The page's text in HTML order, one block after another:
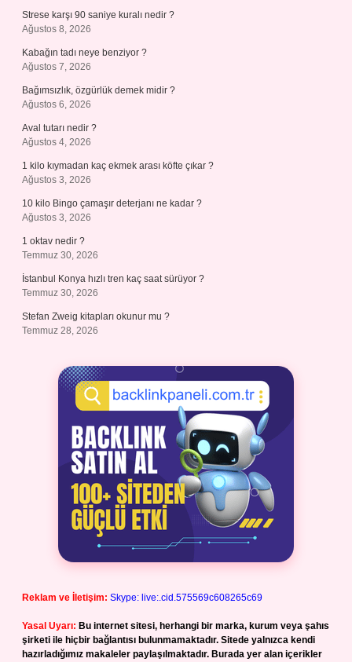
Strese karşı 90 saniye kuralı nedir ?
Ağustos 8, 2026
Kabağın tadı neye benziyor ?
Ağustos 7, 2026
Bağımsızlık, özgürlük demek midir ?
Ağustos 6, 2026
Aval tutarı nedir ?
Ağustos 4, 2026
1 kilo kıymadan kaç ekmek arası köfte çıkar ?
Ağustos 3, 2026
10 kilo Bingo çamaşır deterjanı ne kadar ?
Ağustos 3, 2026
1 oktav nedir ?
Temmuz 30, 2026
İstanbul Konya hızlı tren kaç saat sürüyor ?
Temmuz 30, 2026
Stefan Zweig kitapları okunur mu ?
Temmuz 28, 2026
Reklam ve İletişim: Skype: live:.cid.575569c608265c69
Yasal Uyarı: Bu internet sitesi, herhangi bir marka, kurum veya şahıs
şirketi ile hiçbir bağlantısı bulunmamaktadır. Sitede yalnızca kendi
hazırladığımız makaleler paylaşılmaktadır. Burada yer alan içerikler